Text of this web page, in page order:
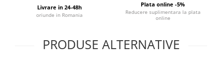
Livrare in 24-48h
oriunde in Romania
Plata online -5%
Reducere suplimentara la plata
online
PRODUSE ALTERNATIVE